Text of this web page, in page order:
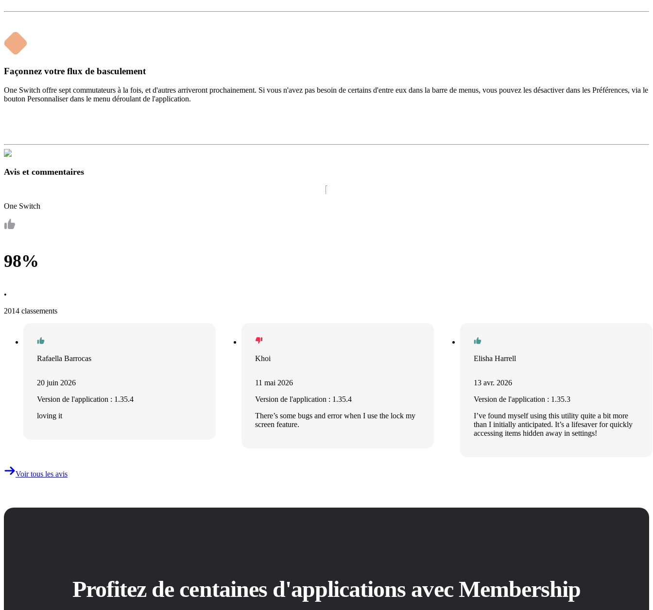
Façonnez votre flux de basculement
One Switch offre sept commutateurs à la fois, et d'autres arriveront prochainement. Si vous n'avez pas besoin de certains d'entre eux dans la barre de menus, vous pouvez les désactiver dans les Préférences, via le
bouton Personnaliser dans le menu déroulant de l'application.
Avis et commentaires
One Switch
98%
•
2014 classements
Rafaella Barrocas
20 juin 2026
Version de l'application : 1.35.4
loving it
Khoi
11 mai 2026
Version de l'application : 1.35.4
There’s some bugs and error when I use the lock my
screen feature.
Elisha Harrell
13 avr. 2026
Version de l'application : 1.35.3
I’ve found myself using this utility quite a bit more
than I initially anticipated. It’s a lifesaver for quickly
accessing items hidden away in settings!
Voir tous les avis
Profitez de centaines d'applications avec Membership